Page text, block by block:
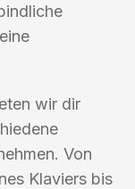
wir dir
Von
Klaviers bis